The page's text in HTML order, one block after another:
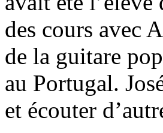
des cours avec
de la guitare
au Portugal.
et écouter